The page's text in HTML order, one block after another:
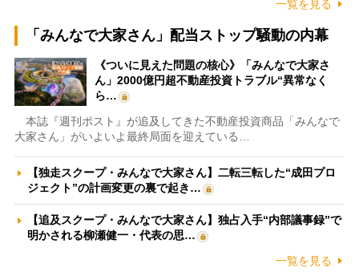
一覧を見る
「みんなで大家さん」配当ストップ騒動の内幕
《ついに見えた問題の核心》「みんなで大家さ
ん」2000億円超不動産投資トラブル“異常なく
ら…
本誌『週刊ポスト』が追及してきた不動産投資商品「みんなで
大家さん」がいよいよ最終局面を迎えている…
【独走スクープ・みんなで大家さん】二転三転した“成田プロ
ジェクト”の計画変更の裏で起き…
【追及スクープ・みんなで大家さん】独占入手“内部議事録”で
明かされる柳瀬健一・代表の思…
一覧を見る